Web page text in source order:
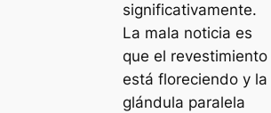
significativamente.
La mala noticia es
que el revestimiento
está floreciendo y la
glándula paralela